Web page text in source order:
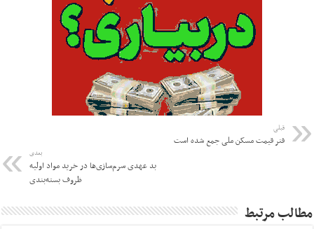
قبلی
فنر قیمت مسکن ملی جمع شده است
بعدی
بد عهدی سرم‌سازی‌ها در خرید مواد اولیه
ظروف بسته‌بندی
مطالب مرتبط